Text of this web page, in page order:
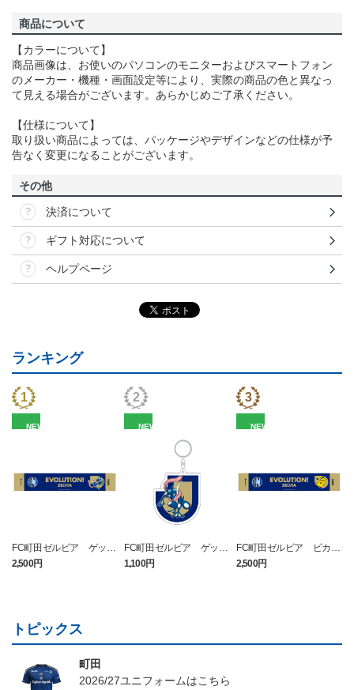
商品について
【カラーについて】
商品画像は、お使いのパソコンのモニターおよびスマートフォン
のメーカー・機種・画面設定等により、実際の商品の色と異なっ
て見える場合がございます。あらかじめご了承ください。
【仕様について】
取り扱い商品によっては、パッケージやデザインなどの仕様が予
告なく変更になることがございます。
その他
決済について
ギフト対応について
ヘルプページ
ランキング
NEW
FC町田ゼルビア ゲッコ
ウガ タオルマフラー
2,500円
NEW
FC町田ゼルビア ゲッコ
ウガ キーホルダー
1,100円
NEW
FC町田ゼルビア ピカチ
ュウ タオルマフラー
2,500円
トピックス
町田
2026/27ユニフォームはこちら